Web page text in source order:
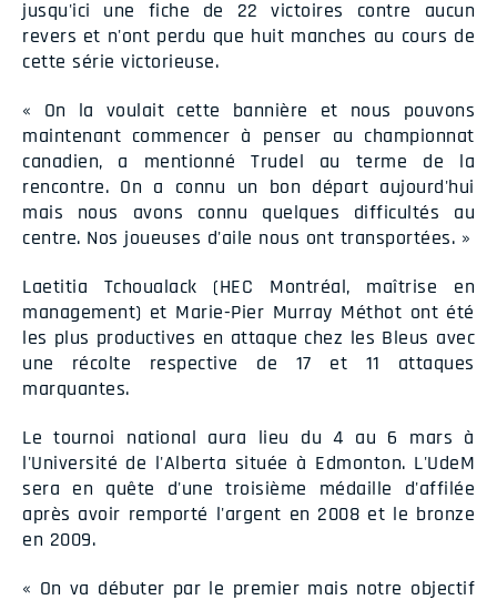
jusqu'ici une fiche de 22 victoires contre aucun
revers et n'ont perdu que huit manches au cours de
cette série victorieuse.
« On la voulait cette bannière et nous pouvons
maintenant commencer à penser au championnat
canadien, a mentionné Trudel au terme de la
rencontre. On a connu un bon départ aujourd'hui
mais nous avons connu quelques difficultés au
centre. Nos joueuses d'aile nous ont transportées. »
Laetitia Tchoualack (HEC Montréal, maîtrise en
management) et Marie-Pier Murray Méthot ont été
les plus productives en attaque chez les Bleus avec
une récolte respective de 17 et 11 attaques
marquantes.
Le tournoi national aura lieu du 4 au 6 mars à
l'Université de l'Alberta située à Edmonton. L'UdeM
sera en quête d'une troisième médaille d'affilée
après avoir remporté l'argent en 2008 et le bronze
en 2009.
« On va débuter par le premier mais notre objectif